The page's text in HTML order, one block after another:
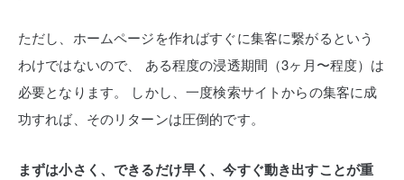
ただし、ホームページを作ればすぐに集客に繋がるという
わけではないので、
ある程度の浸透期間（3ヶ月〜程度）は
必要となります。
しかし、一度検索サイトからの集客に成
功すれば、そのリターンは圧倒的です。
まずは小さく、できるだけ早く、今すぐ動き出すことが重